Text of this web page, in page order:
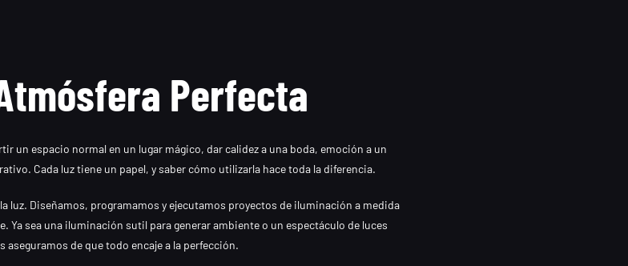
Perfecta
un espacio normal en un lugar mágico, dar calidez a una boda, emoción a un
Cada luz tiene un papel, y saber cómo utilizarla hace toda la diferencia.
luz. Diseñamos, programamos y ejecutamos proyectos de iluminación a medida
Ya sea una iluminación sutil para generar ambiente o un espectáculo de luces
aseguramos de que todo encaje a la perfección.